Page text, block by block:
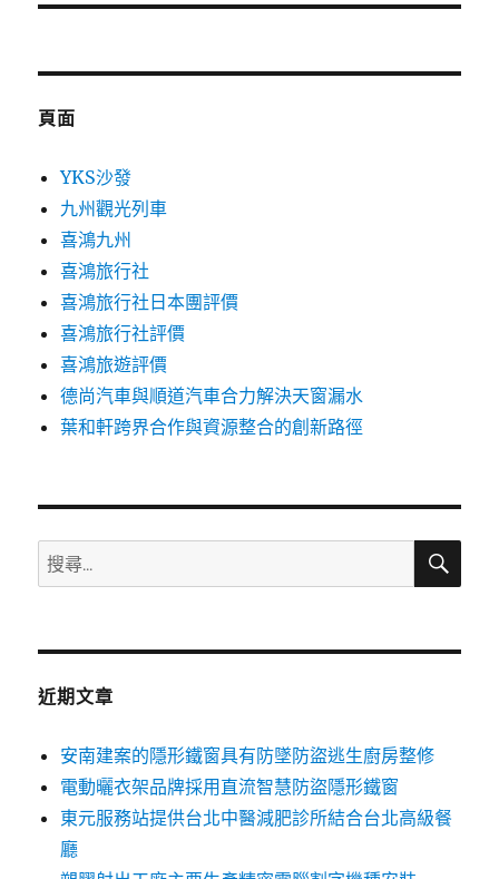
文
頁面
YKS沙發
九州觀光列車
喜鴻九州
喜鴻旅行社
喜鴻旅行社日本團評價
喜鴻旅行社評價
喜鴻旅遊評價
德尚汽車與順道汽車合力解決天窗漏水
葉和軒跨界合作與資源整合的創新路徑
搜
尋
鍵
搜
近期文章
安南建案的隱形鐵窗具有防墜防盜逃生廚房整修
電動曬衣架品牌採用直流智慧防盜隱形鐵窗
東元服務站提供台北中醫減肥診所結合台北高級餐
廳